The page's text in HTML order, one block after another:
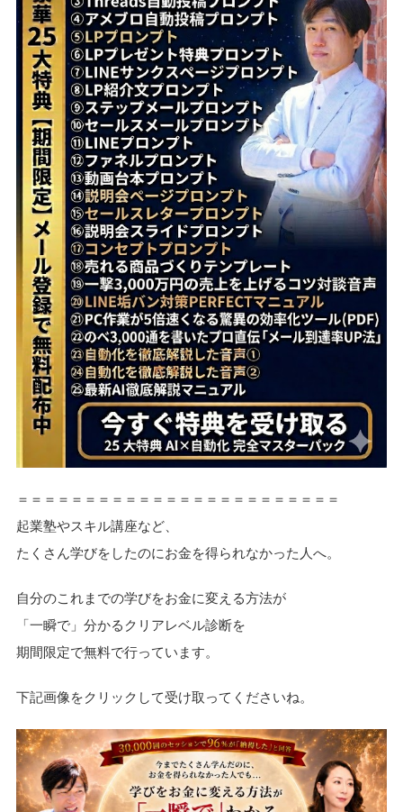
＝＝＝＝＝＝＝＝＝＝＝＝＝＝＝＝＝＝＝＝＝＝＝＝
起業塾やスキル講座など、
たくさん学びをしたのにお金を得られなかった人へ。
自分のこれまでの学びをお金に変える方法が
「一瞬で」分かるクリアレベル診断を
期間限定で無料で行っています。
下記画像をクリックして受け取ってくださいね。